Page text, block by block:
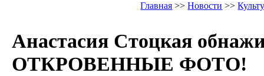
Главная >>Новости >>
Анастасия Стоцкая
ОТКРОВЕННЫЕ ФОТО!